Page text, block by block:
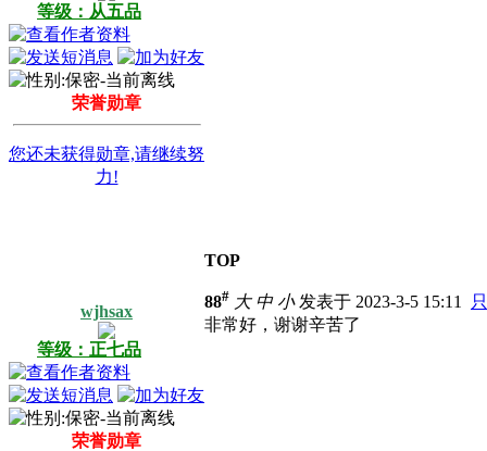
等级：从五品
荣誉勋章
您还未获得勋章,请继续努
力!
TOP
wjhsax
等级：正七品
荣誉勋章
88# 大 中 小发表于 2023-3-5 15:11
非常好，谢谢辛苦了